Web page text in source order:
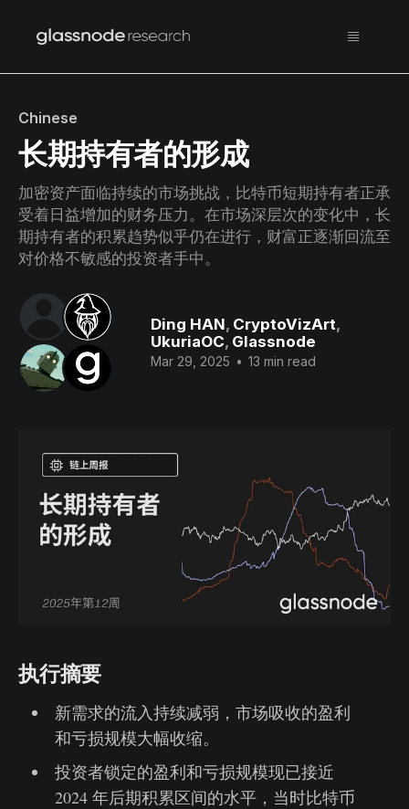
Chinese
长期持有者的形成
加密资产面临持续的市场挑战，比特币短期持有者正承
受着日益增加的财务压力。在市场深层次的变化中，长
期持有者的积累趋势似乎仍在进行，财富正逐渐回流至
对价格不敏感的投资者手中。
Ding HAN, CryptoVizArt,
UkuriaOC, Glassnode
Mar 29, 2025 • 13 min read
执行摘要
新需求的流入持续减弱，市场吸收的盈利
和亏损规模大幅收缩。
投资者锁定的盈利和亏损规模现已接近
2024 年后期积累区间的水平，当时比特币